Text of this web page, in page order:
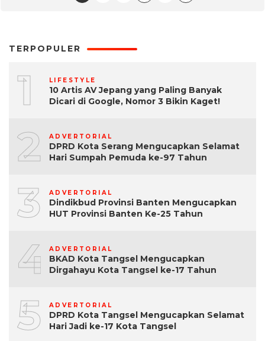
TERPOPULER
1 LIFESTYLE
10 Artis AV Jepang yang Paling Banyak
Dicari di Google, Nomor 3 Bikin Kaget!
2 ADVERTORIAL
DPRD Kota Serang Mengucapkan Selamat
Hari Sumpah Pemuda ke-97 Tahun
3 ADVERTORIAL
Dindikbud Provinsi Banten Mengucapkan
HUT Provinsi Banten Ke-25 Tahun
4 ADVERTORIAL
BKAD Kota Tangsel Mengucapkan
Dirgahayu Kota Tangsel ke-17 Tahun
5 ADVERTORIAL
DPRD Kota Tangsel Mengucapkan Selamat
Hari Jadi ke-17 Kota Tangsel